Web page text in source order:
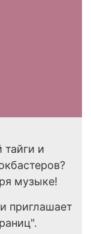
тайги и
музыке!
приглашает